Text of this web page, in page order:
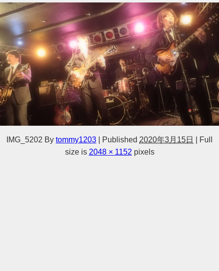
IMG_5202 By tommy1203 Published 2020年3月15日
Full
size is 2048 × 1152 pixels